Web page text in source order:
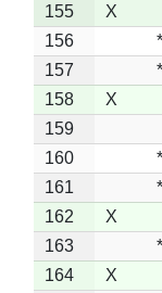
155
X
156
*
157
*
158
X
159
160
*
161
*
162
X
163
*
164
X